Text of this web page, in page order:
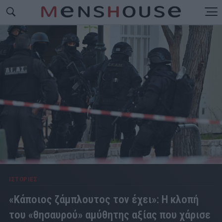
ΙΣΤΟΡΙΕΣ
«Κάποιος ζάμπλουτος τον έχει»: Η κλοπή
του «θησαυρού» αμύθητης αξίας που χάρισε